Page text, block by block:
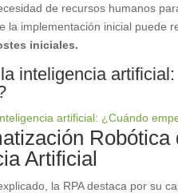
de recursos humanos
la implementación inicial puede
iniciales.
inteligencia
Artificial
la RPA destaca por su